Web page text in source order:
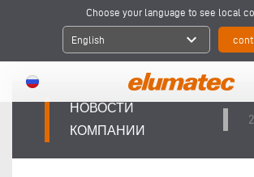
Choose your language to see local
English expand_more
НОВОСТИ
КОМПАНИИ